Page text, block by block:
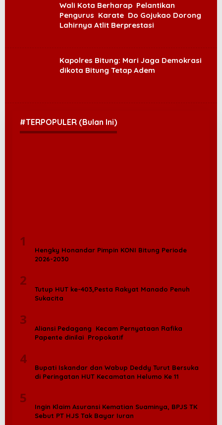
Wali Kota Berharap Pelantikan
Pengurus Karate Do Gojukao Dorong
Lahirnya Atlit Berprestasi
Kapolres Bitung: Mari Jaga Demokrasi
dikota Bitung Tetap Adem
#TERPOPULER (Bulan Ini)
1
Hengky Honandar Pimpin KONI Bitung Periode
2026-2030
2
Tutup HUT ke-403,Pesta Rakyat Manado Penuh
Sukacita
3
Aliansi Pedagang Kecam Pernyataan Rafika
Papente dinilai Propokatif
4
Bupati Iskandar dan Wabup Deddy Turut Bersuka
di Peringatan HUT Kecamatan Helumo Ke 11
5
Ingin Klaim Asuransi Kematian Suaminya, BPJS TK
Sebut PT HJS Tak Bayar Iuran